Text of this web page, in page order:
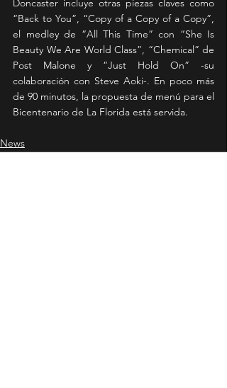
Doncaster incluye otras piezas claves como
“Back to You”, “Copy of a Copy of a Copy”,
el medley de “All This Time” con “She Is
Beauty We Are World Class”, “Chemical” de
Post Malone y “Just Hold On” -su
colaboración con Steve Aoki-. En poco más
de 90 minutos, la propuesta de menú para el
Bicentenario de La Florida está servida.
News